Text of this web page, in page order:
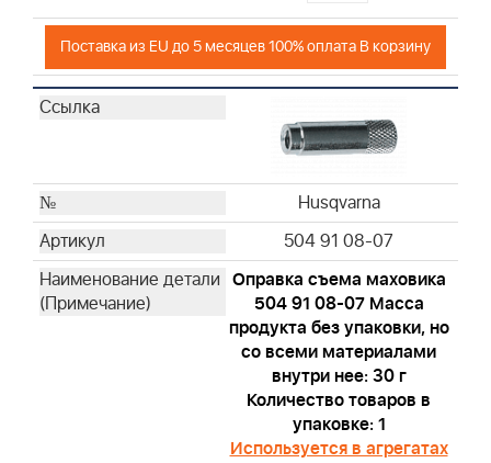
Поставка из EU до 5 месяцев 100% оплата В корзину
Husqvarna
504 91 08-07
Оправка съема маховика
504 91 08-07 Масса
продукта без упаковки, но
со всеми материалами
внутри нее: 30 г
Количество товаров в
упаковке: 1
Используется в агрегатах